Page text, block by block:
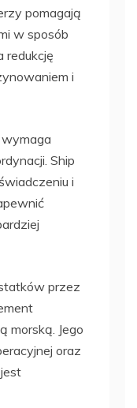
pomagają
w sposób
redukcję
i
Ship
i
przez
morską. Jego
oraz